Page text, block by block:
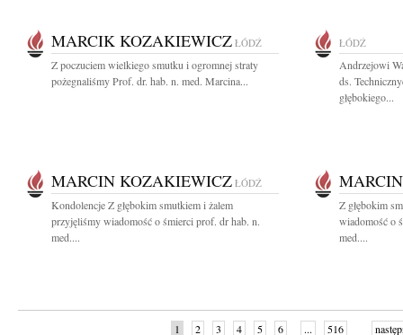
MARCIK KOZAKIEWICZ ŁÓDŹ
Z poczuciem wielkiego smutku i ogromnej straty
pożegnaliśmy Prof. dr. hab. n. med. Marcina...
ŁÓDŹ
Andrzejowi
ds.
głębokiego...
MARCIN KOZAKIEWICZ ŁÓDŹ
Kondolencje Z głębokim smutkiem i żalem
przyjęliśmy wiadomość o śmierci prof. dr hab. n.
med....
Z głębokim
wiadomość o
med....
1 2 3 4 5 6 ... 516